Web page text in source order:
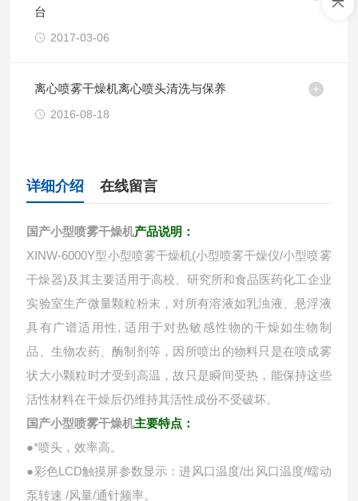
台
2017-03-06
离心喷雾干燥机离心喷头清洗与保养
2016-08-18
详细介绍 在线留言
国产小型喷雾干燥机产品说明：
XINW-6000Y型小型喷雾干燥机(小型喷雾干燥仪/小型喷雾
干燥器)及其主要适用于高校、研究所和食品医药化工企业
实验室生产微量颗粒粉末，对所有溶液如乳浊液、悬浮液
具有广谱适用性, 适用于对热敏感性物的干燥如生物制
品、生物农药、酶制剂等，因所喷出的物料只是在喷成雾
状大小颗粒时才受到高温，故只是瞬间受热，能保持这些
活性材料在干燥后仍维持其活性成份不受破坏。
国产小型喷雾干燥机主要特点：
●*喷头，效率高。
●彩色LCD触摸屏参数显示：进风口温度/出风口温度/蠕动
泵转速 /风量/通针频率。